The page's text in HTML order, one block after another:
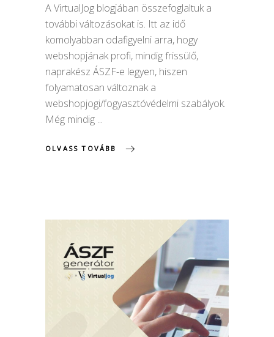
A VirtualJog blogjában összefoglaltuk a
további változásokat is. Itt az idő
komolyabban odafigyelni arra, hogy
webshopjának profi, mindig frissülő,
naprakész ÁSZF-e legyen, hiszen
folyamatosan változnak a
webshopjogi/fogyasztóvédelmi szabályok.
Még mindig
OLVASS TOVÁBB